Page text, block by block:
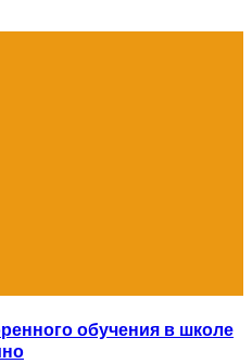
обучения в школе